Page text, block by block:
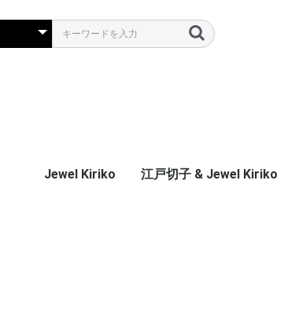
Jewel Kiriko 江戸切子 & Jewel Kiriko